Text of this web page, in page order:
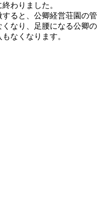
わりました。
ると、公卿経営荘園の管
なり、足腰になる公卿の
なくなります。